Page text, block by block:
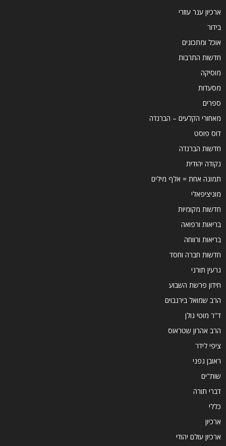
ארכיון ענר עוזרי
בידור
אוכל ומתכונים
חדשות התרבות
מוסיקה
מסעדות
ספרים
מאחורי הקלעים – הברנז'ה
דוס פוסט
חדשות הברנז'ה
נקודה יהודית
תמונה אחת = אלף מילים
מוניציפאלי
חדשות מקומיות
בריאות ורפואה
בריאות ורווחה
חדשות חברה וחסד
גרעין תורני
חידון פרשת השבוע
הרב שמואל בירנבוים
ד''ר מוטי גולן
הרב אהרון שטראוס
ציפי לידר
ראובן גפני
שות"ים
דברי תורה
כללי
ארכיון
ארכיון עולם יהודי